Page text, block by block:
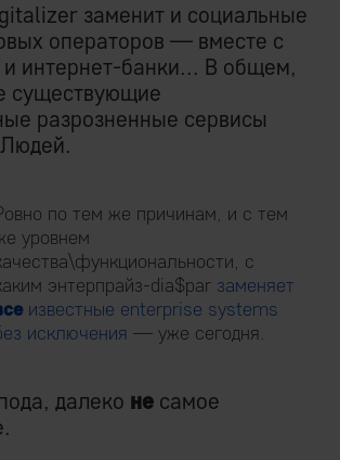
заменит и социальные
операторов — вместе с
интернет-банки... В общем,
существующие
разрозненные сервисы
по тем же причинам, и с тем
уровнем
с
энтерпрайз-dia$par заменяет
известные enterprise systems
исключения — уже сегодня.
далеко не самое